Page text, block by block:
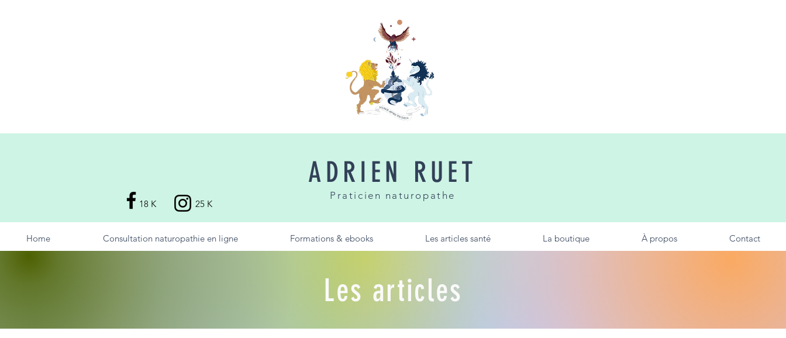
ADRIEN RUET
18 K 25 K
Praticien naturopathe
Home Consultation naturopathie en ligne Formations & ebooks Les articles santé La boutique À propos Contact
Les articles